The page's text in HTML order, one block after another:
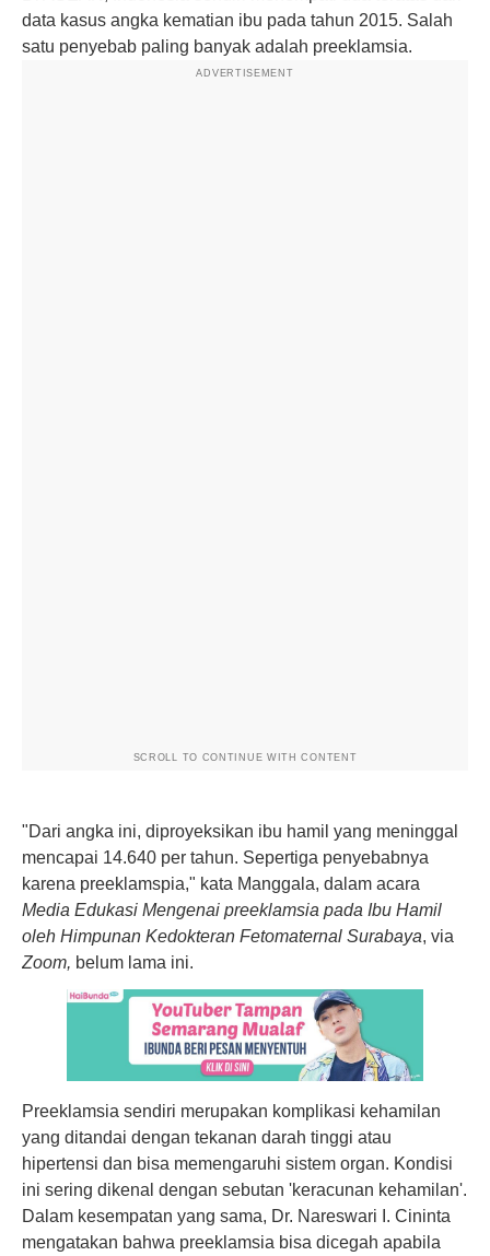
data kasus angka kematian ibu pada tahun 2015. Salah
satu penyebab paling banyak adalah preeklamsia.
ADVERTISEMENT
SCROLL TO CONTINUE WITH CONTENT
"Dari angka ini, diproyeksikan ibu hamil yang meninggal
mencapai 14.640 per tahun. Sepertiga penyebabnya
karena preeklamspia," kata Manggala, dalam acara
Media Edukasi Mengenai preeklamsia pada Ibu Hamil
oleh Himpunan Kedokteran Fetomaternal Surabaya, via
Zoom, belum lama ini.
Preeklamsia sendiri merupakan komplikasi kehamilan
yang ditandai dengan tekanan darah tinggi atau
hipertensi dan bisa memengaruhi sistem organ. Kondisi
ini sering dikenal dengan sebutan 'keracunan kehamilan'.
Dalam kesempatan yang sama, Dr. Nareswari I. Cininta
mengatakan bahwa preeklamsia bisa dicegah apabila